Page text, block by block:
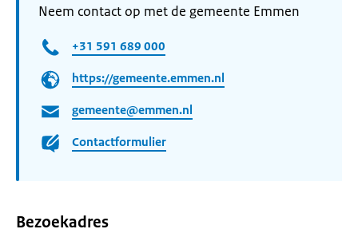
Neem contact op met de gemeente Emmen
+31 591 689 000
https://gemeente.emmen.nl
gemeente@emmen.nl
Contactformulier
Bezoekadres